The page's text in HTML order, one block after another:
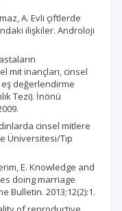
A. Evli çiftlerde
ilişkiler. Androloji
mit inançları, cinsel
değerlendirme
Tezi). İnönü
cinsel mitlere
Üniversitesi/Tıp
E. Knowledge and
doing marriage
Bulletin. 2013;12(2):1.